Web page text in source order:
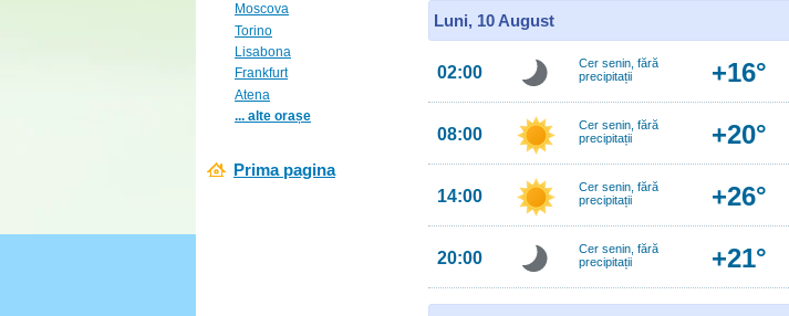
Moscova
Torino
Lisabona
Frankfurt
Atena
... alte orașe
Prima pagina
Luni, 10 August
02:00
Cer senin, fără
precipitații
+16°
08:00
Cer senin, fără
precipitații
+20°
14:00
Cer senin, fără
precipitații
+26°
20:00
Cer senin, fără
precipitații
+21°